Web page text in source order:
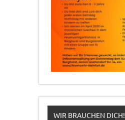
WIR BRAUCHEN DICH!